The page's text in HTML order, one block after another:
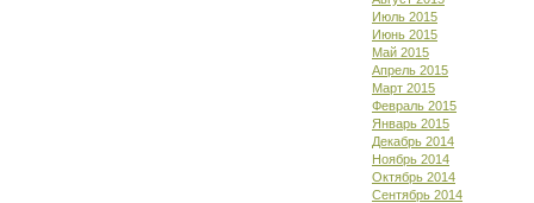
Июль 2015
Июнь 2015
Май 2015
Апрель 2015
Март 2015
Февраль 2015
Январь 2015
Декабрь 2014
Ноябрь 2014
Октябрь 2014
Сентябрь 2014